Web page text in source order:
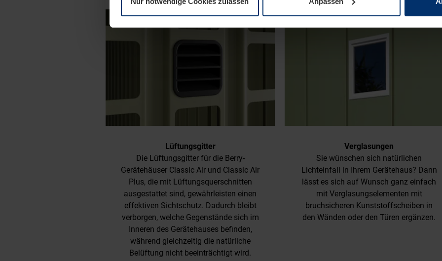
Lüftungsgitter
Die Lüftungsgitter für die Berry-
Gerätehäuser Classic Air und Classic Air
Plus, die mit Lüftungsquerschnitten
ausgestattet sind, gewährleisten einen
effektiven Sichtschutz. Dadurch bleibt
verborgen, welche Gegenstände sich im
Inneren des Gerätehauses befinden,
während gleichzeitig die natürliche
Belüftung nicht beeinträchtigt wird.
Verglasungen
Sie wünschen sich natürlichen
Lichteinfall in Ihrem Gerätehaus? Dann
lässt es sich auf Wunsch ganz einfach
mit Verglasungselementen mit
bruchsicheren Kunststoffscheiben in
den Wänden oder den Türen ergänzen.